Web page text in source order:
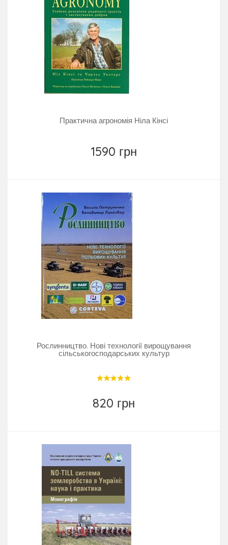
Практична агрономія Ніла Кінсі
1590 грн
Рослинництво. Нові технології вирощування
сільськогосподарських культур
820 грн